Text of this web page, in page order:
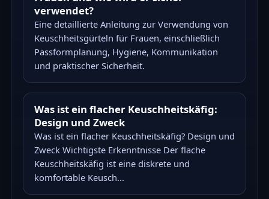
verwendet?
Eine detaillierte Anleitung zur Verwendung von
Keuschheitsgürteln für Frauen, einschließlich
Passformplanung, Hygiene, Kommunikation
und praktischer Sicherheit.
Was ist ein flacher Keuschheitskäfig:
Design und Zweck
Was ist ein flacher Keuschheitskäfig? Design und
Zweck Wichtigste Erkenntnisse Der flache
Keuschheitskäfig ist eine diskrete und
komfortable Keusch...